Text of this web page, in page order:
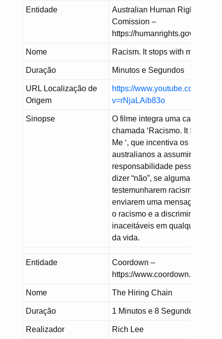
Entidade
Australian Human Rights
Comission –
https://humanrights.gov.au/
Nome Racism. It stops with me (Taxi)
Duração Minutos e Segundos
URL Localização de
Origem
https://www.youtube.com/
v=rNjaLAib83o
Sinopse
O filme integra uma campanha
chamada ‘Racismo. It Stops
Me ‘, que incentiva os
australianos a assumirem a
responsabilidade pessoal de
dizer “não”, se alguma vez
testemunharem racismo, e de
enviarem uma mensagem de
o racismo e a discriminação
inaceitáveis em qualquer
da vida.
Entidade
Coordown –
https://www.coordown.it/
Nome The Hiring Chain
Duração 1 Minutos e 8 Segundos
Realizador Rich Lee